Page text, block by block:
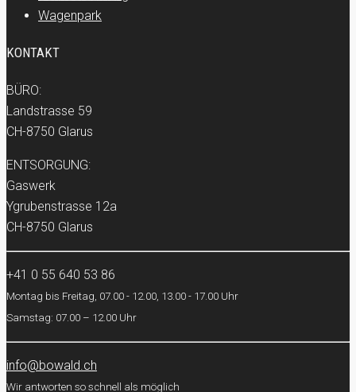
Wagenpark
KONTAKT
BÜRO:
Landstrasse 59
CH-8750 Glarus
ENTSORGUNG:
Gaswerk
Ygrubenstrasse 12a
CH-8750 Glarus
+41 0 55 640 53 86
Montag bis Freitag, 07.00 - 12.00, 13.00 - 17.00 Uhr
Samstag: 07.00 – 12.00 Uhr
info@bowald.ch
Wir antworten so schnell als möglich